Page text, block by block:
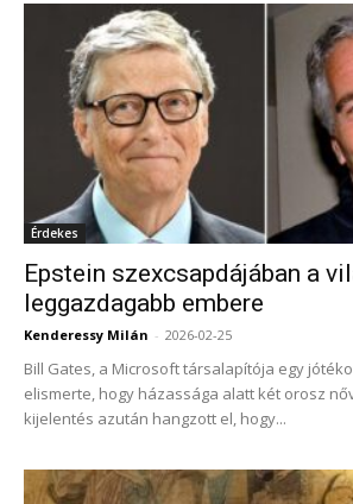
Érdekes
Epstein szexcsapdájában a
leggazdagabb embere
Kenderessy Milán - 2026-02-25
Bill Gates, a Microsoft társalapítója egy
elismerte, hogy házassága alatt két orosz
kijelentés azután hangzott el, hogy...